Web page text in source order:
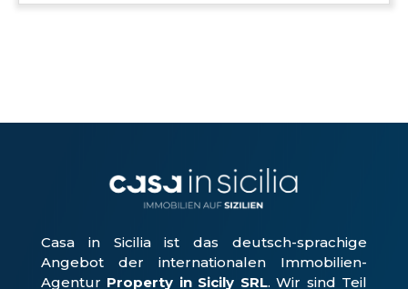
Casa in Sicilia ist das deutsch-sprachige
Angebot der internationalen Immobilien-
Agentur Property in Sicily SRL. Wir sind Teil